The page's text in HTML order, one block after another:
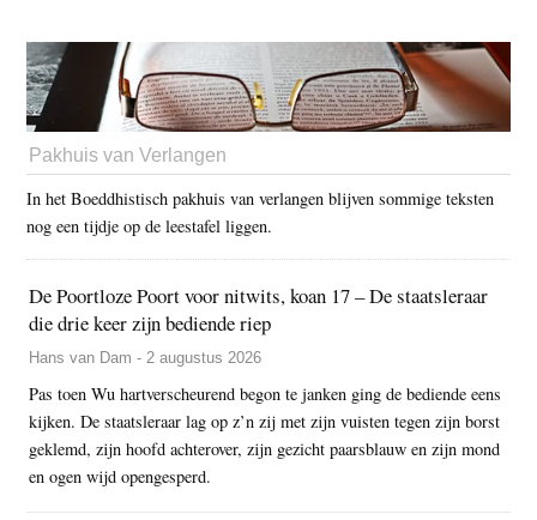
Pakhuis van Verlangen
In het Boeddhistisch pakhuis van verlangen blijven sommige teksten
nog een tijdje op de leestafel liggen.
De Poortloze Poort voor nitwits, koan 17 – De staatsleraar
die drie keer zijn bediende riep
Hans van Dam - 2 augustus 2026
Pas toen Wu hartverscheurend begon te janken ging de bediende eens
kijken. De staatsleraar lag op z’n zij met zijn vuisten tegen zijn borst
geklemd, zijn hoofd achterover, zijn gezicht paarsblauw en zijn mond
en ogen wijd opengesperd.